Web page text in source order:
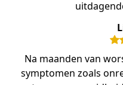
Na maanden van
symptomen zoals